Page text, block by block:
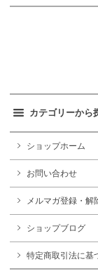
カテゴリーから
ショップホーム
お問い合わせ
メルマガ登録・解
ショップブログ
特定商取引法に基